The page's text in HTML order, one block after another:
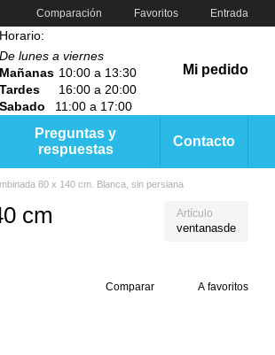
Comparación Favoritos Entrada
Horario:
De lunes a viernes
Mañanas 10:00 a 13:30
Tardes
16:00 a 20:00
Sabado
11:00 a 17:00
Mi pedido
Preguntas y
respuestas
Contacto
80 x 140 cm. Blanca, sin persiana
cm Artículo
ventanasde
Comparar A favoritos